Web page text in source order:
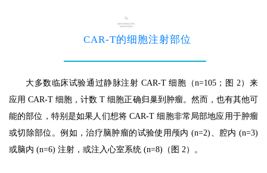
2
CAR-T的细胞注射部位
大多数临床试验通过静脉注射 CAR-T 细胞（n=105；图 2）来
应用 CAR-T 细胞，计数 T 细胞正确归巢到肿瘤。然而，也有其他可
能的部位，特别是如果人们想将 CAR-T 细胞非常局部地应用于肿瘤
或切除部位。例如，治疗脑肿瘤的试验使用颅内 (n=2)、腔内 (n=3)
或脑内 (n=6) 注射，或注入心室系统 (n=8)（图 2）。